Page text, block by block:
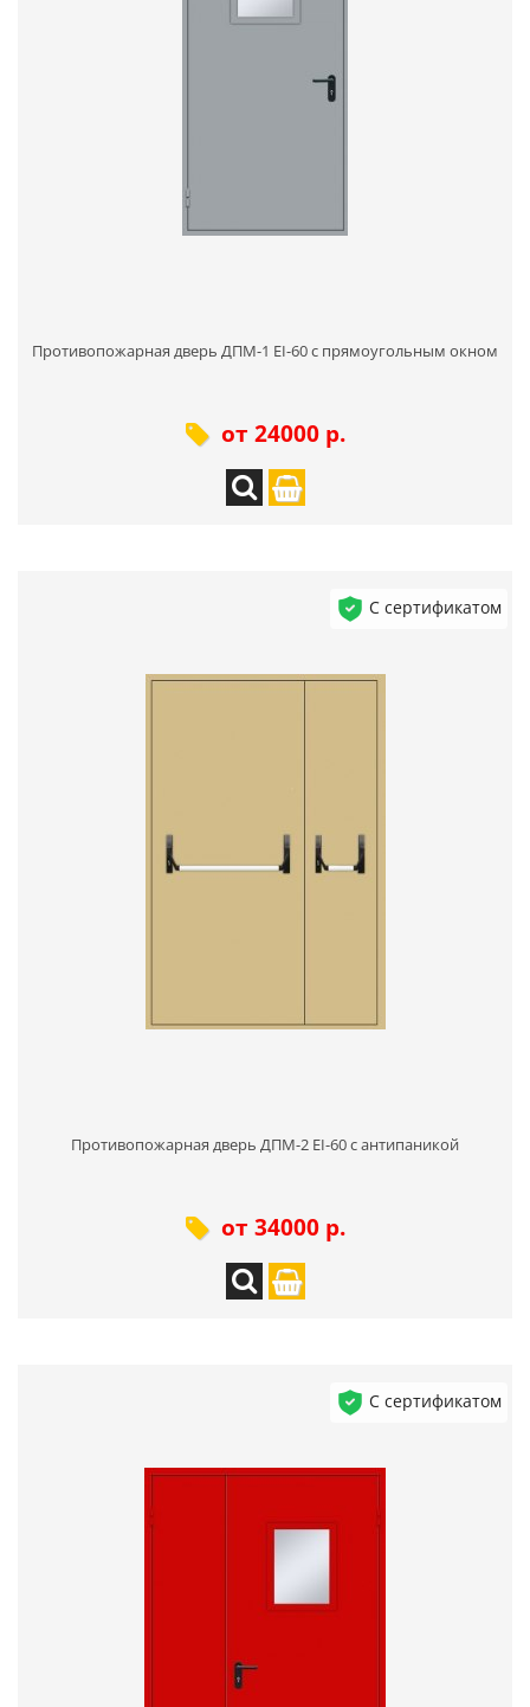
Противопожарная дверь ДПМ-1 EI-60 с прямоугольным окном
от 24000 р.
С сертификатом
Противопожарная дверь ДПМ-2 EI-60 с антипаникой
от 34000 р.
С сертификатом